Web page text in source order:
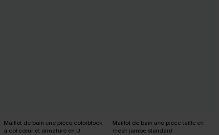
Maillot de bain une pièce colorblock
à col cœur et armature en U
Maillot de bain une pièce taille en
mesh jambe standard